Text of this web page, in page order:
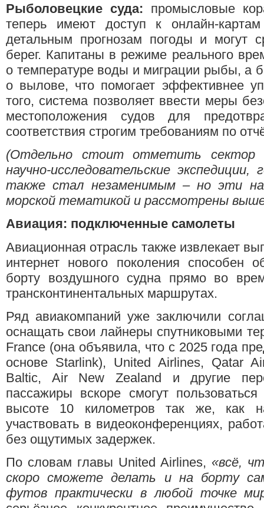
Рыболовецкие суда: промысловые
теперь имеют доступ к онлайн-картам
детальным прогнозам погоды и могут
берег. Капитаны в режиме реального
о температуре воды и миграции рыбы, а
о вылове, что помогает эффективнее
того, система позволяет ввести меры
местоположения судов для
соответствия строгим требованиям по
(Отдельно стоит отметить сектор
научно-исследовательские
также стал незаменимым – но эти
морской тематикой и рассмотрены
Авиация: подключенные самолеты
Авиационная отрасль также извлекает
интернет нового поколения способен
борту воздушного судна прямо во
трансконтинентальных маршрутах.
Ряд авиакомпаний уже заключили
оснащать свои лайнеры спутниковыми
France (она объявила, что с 2025 года
основе Starlink), United Airlines, Qatar
Baltic, Air New Zealand и другие
пассажиры вскоре смогут
высоте 10 километров так же, как
участвовать в видеоконференциях,
без ощутимых задержек.
По словам главы United Airlines, «всё,
скоро сможете делать и на борту
футов практически в любой точке